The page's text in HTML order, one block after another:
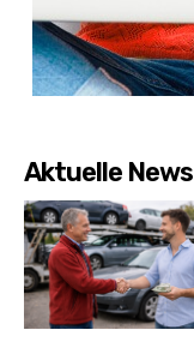
Aktuelle News